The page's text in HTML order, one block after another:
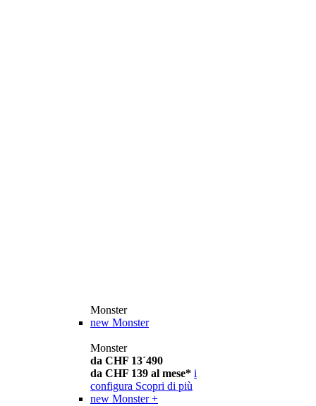
Monster
new Monster
Monster
da CHF 13´490
da CHF 139 al mese* i
configura Scopri di più
new Monster +